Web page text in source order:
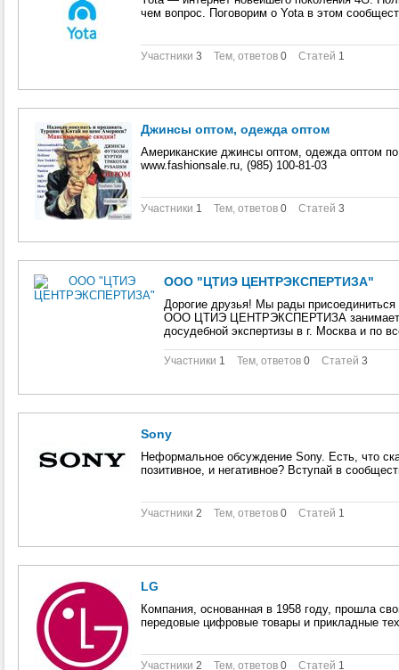
чем вопрос. Поговорим о Yota в этом
Участники 3 Тем, ответов 0 Статей 1
Джинсы оптом, одежда оптом
Американские джинсы оптом, одежда оптом
www.fashionsale.ru, (985) 100-81-03
Участники 1 Тем, ответов 0 Статей 3
ООО "ЦТИЭ ЦЕНТРЭКСПЕРТИЗА"
Дорогие друзья! Мы рады присоединиться
ООО ЦТИЭ ЦЕНТРЭКСПЕРТИЗА
досудебной экспертизы в г. Москва и по
Участники 1 Тем, ответов 0 Статей 3
Sony
Неформальное обсуждение Sony. Есть, что
позитивное, и негативное? Вступай в
Участники 2 Тем, ответов 0 Статей 1
LG
Компания, основанная в 1958 году, прошла
передовые цифровые товары и прикладные
Участники 2 Тем, ответов 0 Статей 1